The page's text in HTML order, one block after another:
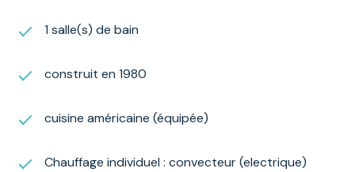
1 salle(s) de bain
construit en 1980
cuisine américaine (équipée)
Chauffage individuel : convecteur (electrique)